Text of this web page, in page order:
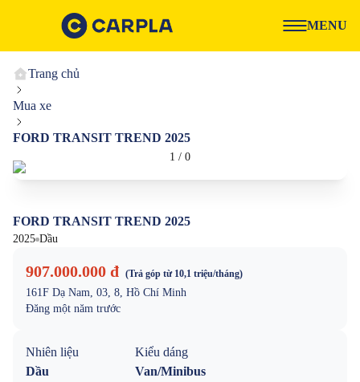
MENU
Trang chủ
Mua xe
FORD TRANSIT TREND 2025
1 / 0
FORD TRANSIT TREND 2025
2025 Dầu
907.000.000 đ (Trả góp từ 10,1 triệu/tháng)
161F Dạ Nam, 03, 8, Hồ Chí Minh
Đăng một năm trước
Nhiên liệu
Dầu
Kiểu dáng
Van/Minibus